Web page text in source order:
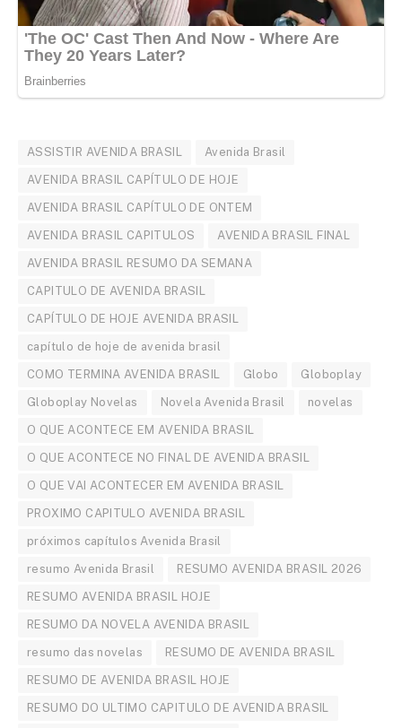
ASSISTIR AVENIDA BRASIL Avenida Brasil
AVENIDA BRASIL CAPÍTULO DE HOJE
AVENIDA BRASIL CAPÍTULO DE ONTEM
AVENIDA BRASIL CAPITULOS AVENIDA BRASIL FINAL
AVENIDA BRASIL RESUMO DA SEMANA
CAPITULO DE AVENIDA BRASIL
CAPÍTULO DE HOJE AVENIDA BRASIL
capítulo de hoje de avenida brasil
COMO TERMINA AVENIDA BRASIL Globo Globoplay
Globoplay Novelas Novela Avenida Brasil novelas
O QUE ACONTECE EM AVENIDA BRASIL
O QUE ACONTECE NO FINAL DE AVENIDA BRASIL
O QUE VAI ACONTECER EM AVENIDA BRASIL
PROXIMO CAPITULO AVENIDA BRASIL
próximos capítulos Avenida Brasil
resumo Avenida Brasil RESUMO AVENIDA BRASIL 2026
RESUMO AVENIDA BRASIL HOJE
RESUMO DA NOVELA AVENIDA BRASIL
resumo das novelas RESUMO DE AVENIDA BRASIL
RESUMO DE AVENIDA BRASIL HOJE
RESUMO DO ULTIMO CAPITULO DE AVENIDA BRASIL